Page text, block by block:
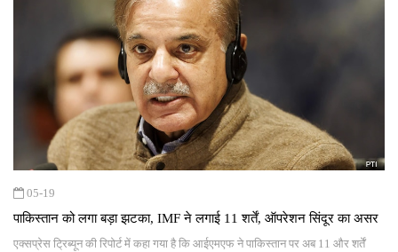
05-19
पाकिस्तान को लगा बड़ा झटका, IMF ने लगाई 11 शर्तें, ऑपरेशन सिंदूर का असर
एक्सप्रेस ट्रिब्यून की रिपोर्ट में कहा गया है कि आईएमएफ ने पाकिस्तान पर अब 11 और शर्तें